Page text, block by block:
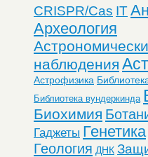
CRISPR/Cas IT
Археология
наблюдения
Астрофизика
Библиотека вундеркинда
Биохимия
Гаджеты Генетика
Геология ДНК